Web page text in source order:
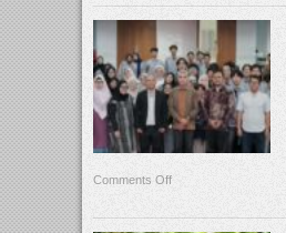
Comments Off